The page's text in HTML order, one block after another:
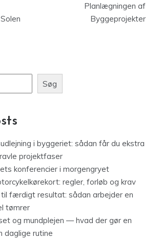
Planlægningen af
Byggeprojekter
Søg
i byggeriet: sådan får du ekstra
projektfaser
konferencier i morgengryet
regler, forløb og krav
til færdigt resultat: sådan arbejder en
tømrer
og mundplejen — hvad der gør en
daglige rutine